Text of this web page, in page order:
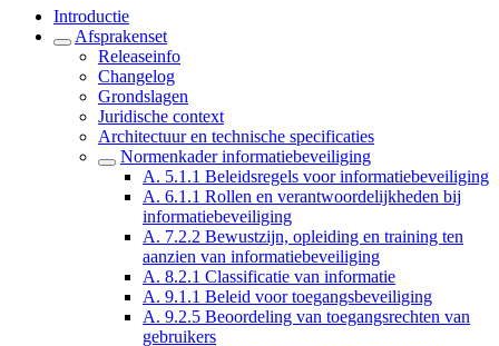
Introductie
Afsprakenset
Releaseinfo
Changelog
Grondslagen
Juridische context
Architectuur en technische specificaties
Normenkader informatiebeveiliging
A. 5.1.1 Beleidsregels voor informatiebeveiliging
A. 6.1.1 Rollen en verantwoordelijkheden bij
informatiebeveiliging
A. 7.2.2 Bewustzijn, opleiding en training ten
aanzien van informatiebeveiliging
A. 8.2.1 Classificatie van informatie
A. 9.1.1 Beleid voor toegangsbeveiliging
A. 9.2.5 Beoordeling van toegangsrechten van
gebruikers